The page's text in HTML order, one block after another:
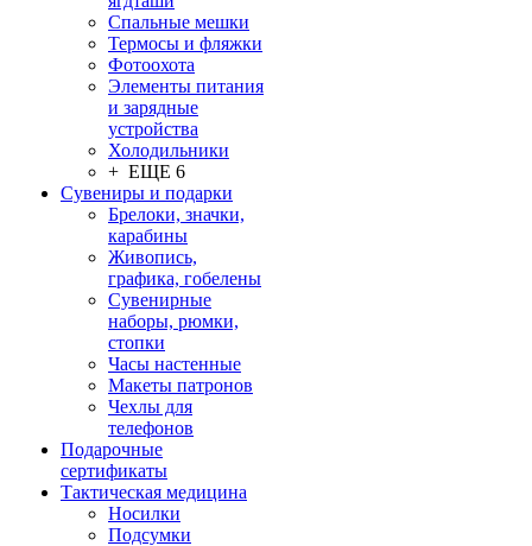
Спальные мешки
Термосы и фляжки
Фотоохота
Элементы питания
и зарядные
устройства
Холодильники
+ ЕЩЕ 6
Сувениры и подарки
Брелоки, значки,
карабины
Живопись,
графика, гобелены
Сувенирные
наборы, рюмки,
стопки
Часы настенные
Макеты патронов
Чехлы для
телефонов
Подарочные
сертификаты
Тактическая медицина
Носилки
Подсумки